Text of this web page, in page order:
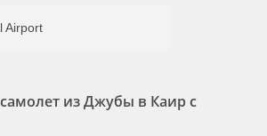
Airport
из Джубы в Каир с